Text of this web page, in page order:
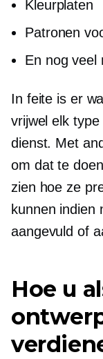
Kleurplaten
Patronen
En nog veel
In feite is er
vrijwel elk
dienst. Met
om dat te doen
zien hoe ze
kunnen indien
aangevuld of
Hoe u